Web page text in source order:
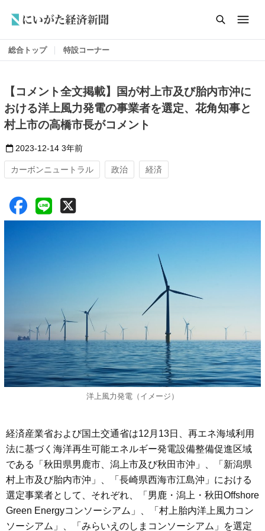
総合トップ 特設コーナー
【コメント全文掲載】国が村上市及び胎内市沖に
おける洋上風力発電の事業者を選定、花角知事と
村上市の高橋市長がコメント
2023-12-14 3年前
カーボンニュートラル 政治 経済
洋上風力発電（イメージ）
経済産業省および国土交通省は12月13日、再エネ海域利用
法に基づく海洋再生可能エネルギー発電設備整備促進区域
である「秋田県男鹿市、潟上市及び秋田市沖」、「新潟県
村上市及び胎内市沖」、「長崎県西海市江島沖」における
選定事業者として、それぞれ、「男鹿・潟上・秋田Offshore
Green Energyコンソーシアム」、「村上胎内洋上風力コン
ソーシアム」、「みらいえのしまコンソーシアム」を選定